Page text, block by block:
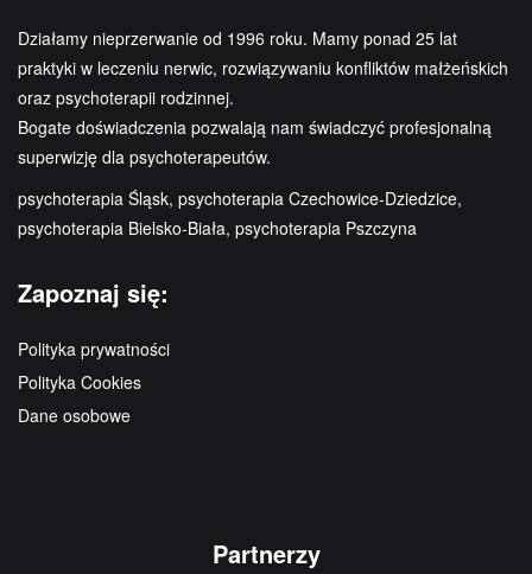
Działamy nieprzerwanie od 1996 roku. Mamy ponad 25 lat
praktyki w leczeniu nerwic, rozwiązywaniu konfliktów małżeńskich
oraz psychoterapii rodzinnej.
Bogate doświadczenia pozwalają nam świadczyć profesjonalną
superwizję dla psychoterapeutów.
psychoterapia Śląsk, psychoterapia Czechowice-Dziedzice,
psychoterapia Bielsko-Biała, psychoterapia Pszczyna
Zapoznaj się:
Polityka prywatności
Polityka Cookies
Dane osobowe
Partnerzy